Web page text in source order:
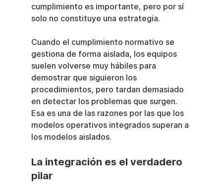
cumplimiento es importante, pero por sí
solo no constituye una estrategia.
Cuando el cumplimiento normativo se
gestiona de forma aislada, los equipos
suelen volverse muy hábiles para
demostrar que siguieron los
procedimientos, pero tardan demasiado
en detectar los problemas que surgen.
Esa es una de las razones por las que los
modelos operativos integrados superan a
los modelos aislados.
La integración es el verdadero
pilar